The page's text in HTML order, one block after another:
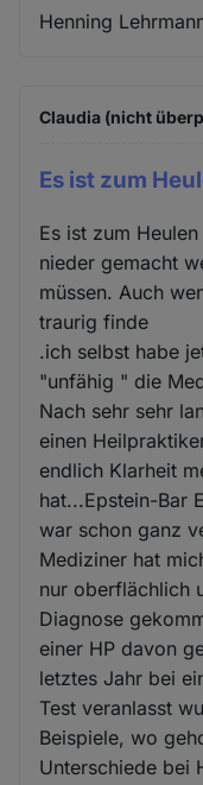
Henning
Claudia (nicht
Es ist zum
Es ist zum
nieder gemacht
müssen. Auch
traurig finde
.ich selbst habe
"unfähig " die
Nach sehr sehr
einen
endlich Klarheit
hat...Epstein-Bar
war schon ganz
Mediziner hat
nur oberflächlich
Diagnose
einer HP davon
letztes Jahr bei
Test veranlasst
Beispiele, wo
Unterschiede bei